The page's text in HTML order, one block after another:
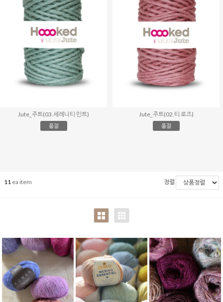
Jute_주트(03.세레니티 민트)
품절
Jute_주트(02.티 로즈)
품절
11 ea item 정렬